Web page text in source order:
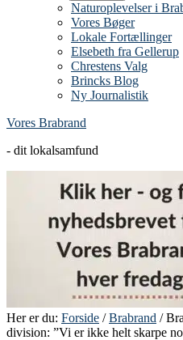
Naturoplevelser i
Vores Bøger
Lokale Fortællinger
Elsebeth fra Gellerup
Chrestens Valg
Brincks Blog
Ny Journalistik
Vores Brabrand
- dit lokalsamfund
Her er du: Forside /Brabrand /
division: ”Vi er ikke helt skarpe